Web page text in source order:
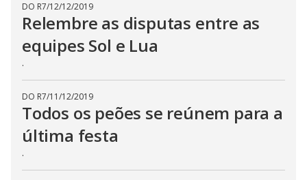
DO R7/12/12/2019
Relembre as disputas entre as
equipes Sol e Lua
.
DO R7/11/12/2019
Todos os peões se reúnem para a
última festa
.